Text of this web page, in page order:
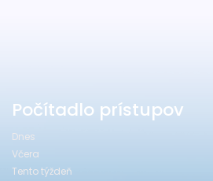
Počítadlo prístupov
Dnes
Včera
Tento týždeň